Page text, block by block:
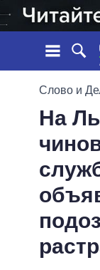
ЛЕНТА
СТАТЬИ
МНЕНИЯ
ОБЗОРЫ
ВСЕ
Слово и
На